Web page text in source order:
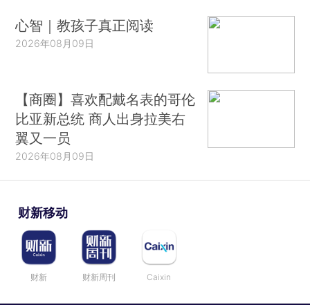
心智｜教孩子真正阅读
2026年08月09日
【商圈】喜欢配戴名表的哥伦
比亚新总统 商人出身拉美右
翼又一员
2026年08月09日
财新移动
财新 财新周刊 Caixin